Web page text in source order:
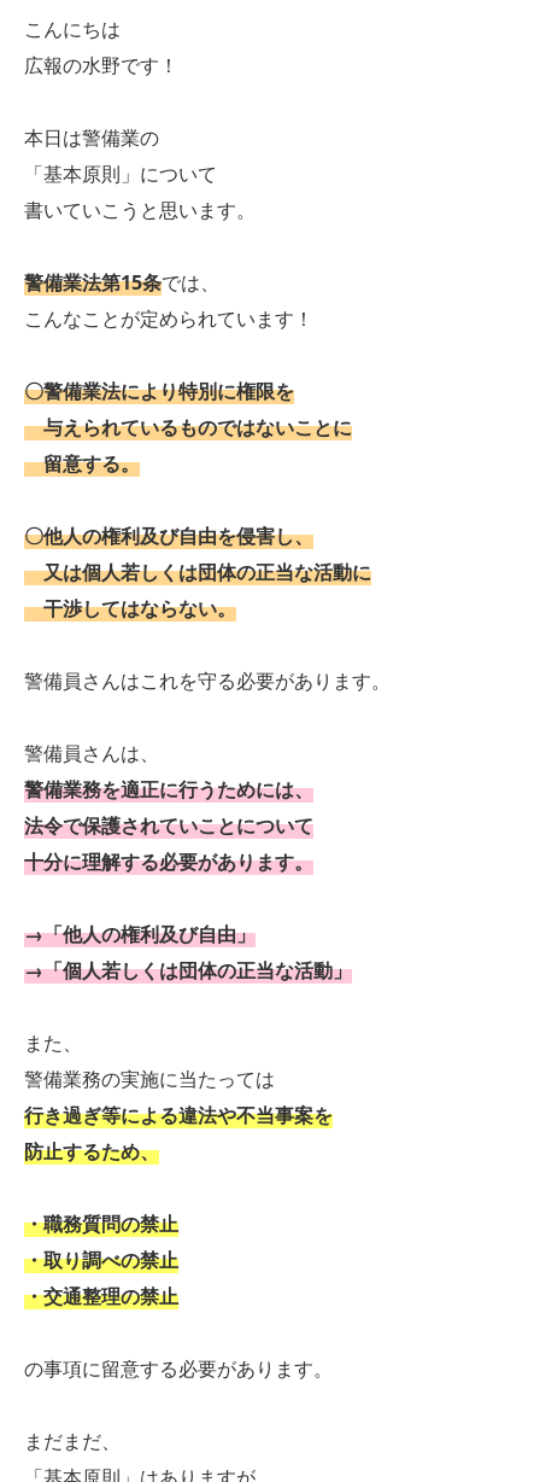
こんにちは
広報の水野です！
本日は警備業の
「基本原則」について
書いていこうと思います。
警備業法第15条では、
こんなことが定められています！
〇警備業法により特別に権限を
与えられているものではないことに
留意する。
〇他人の権利及び自由を侵害し、
又は個人若しくは団体の正当な活動に
干渉してはならない。
警備員さんはこれを守る必要があります。
警備員さんは、
警備業務を適正に行うためには、
法令で保護されていことについて
十分に理解する必要があります。
→「他人の権利及び自由」
→「個人若しくは団体の正当な活動」
また、
警備業務の実施に当たっては
行き過ぎ等による違法や不当事案を
防止するため、
・職務質問の禁止
・取り調べの禁止
・交通整理の禁止
の事項に留意する必要があります。
まだまだ、